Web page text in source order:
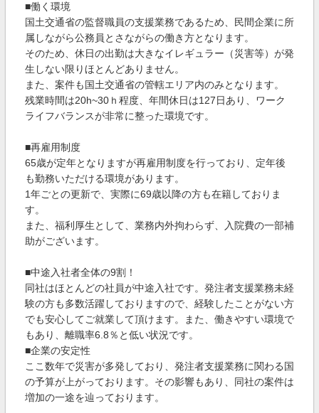
■働く環境
国土交通省の監督職員の支援業務であるため、民間企業に所
属しながら公務員とさながらの働き方となります。
そのため、休日の出勤は大きなイレギュラー（災害等）が発
生しない限りほとんどありません。
また、案件も国土交通省の管轄エリア内のみとなります。
残業時間は20h~30ｈ程度、年間休日は127日あり、ワーク
ライフバランスが非常に整った環境です。
■再雇用制度
65歳が定年となりますが再雇用制度を行っており、定年後
も勤務いただける環境があります。
1年ごとの更新で、実際に69歳以降の方も在籍しておりま
す。
また、福利厚生として、業務内外拘わらず、入院費の一部補
助がございます。
■中途入社者全体の9割！
同社はほとんどの社員が中途入社です。発注者支援業務未経
験の方も多数活躍しておりますので、経験したことがない方
でも安心してご就業して頂けます。また、働きやすい環境で
もあり、離職率6.8％と低い状況です。
■企業の安定性
ここ数年で災害が多発しており、発注者支援業務に関わる国
の予算が上がっております。その影響もあり、同社の案件は
増加の一途を辿っております。